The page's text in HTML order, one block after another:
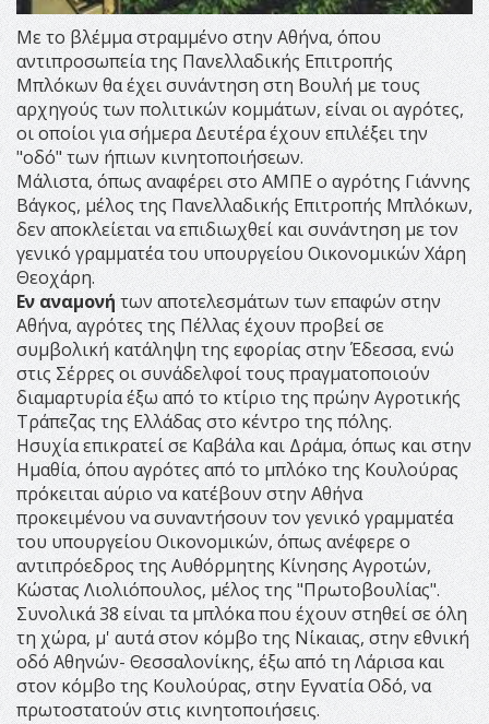
Με το βλέμμα στραμμένο στην Αθήνα, όπου
αντιπροσωπεία της Πανελλαδικής Επιτροπής
Μπλόκων θα έχει συνάντηση στη Βουλή με τους
αρχηγούς των πολιτικών κομμάτων, είναι οι αγρότες,
οι οποίοι για σήμερα Δευτέρα έχουν επιλέξει την
"οδό" των ήπιων κινητοποιήσεων.
Μάλιστα, όπως αναφέρει στο ΑΜΠΕ ο αγρότης Γιάννης
Βάγκος, μέλος της Πανελλαδικής Επιτροπής Μπλόκων,
δεν αποκλείεται να επιδιωχθεί και συνάντηση με τον
γενικό γραμματέα του υπουργείου Οικονομικών Χάρη
Θεοχάρη.
Εν αναμονή των αποτελεσμάτων των επαφών στην
Αθήνα, αγρότες της Πέλλας έχουν προβεί σε
συμβολική κατάληψη της εφορίας στην Έδεσσα, ενώ
στις Σέρρες οι συνάδελφοί τους πραγματοποιούν
διαμαρτυρία έξω από το κτίριο της πρώην Αγροτικής
Τράπεζας της Ελλάδας στο κέντρο της πόλης.
Ησυχία επικρατεί σε Καβάλα και Δράμα, όπως και στην
Ημαθία, όπου αγρότες από το μπλόκο της Κουλούρας
πρόκειται αύριο να κατέβουν στην Αθήνα
προκειμένου να συναντήσουν τον γενικό γραμματέα
του υπουργείου Οικονομικών, όπως ανέφερε ο
αντιπρόεδρος της Αυθόρμητης Κίνησης Αγροτών,
Κώστας Λιολιόπουλος, μέλος της "Πρωτοβουλίας".
Συνολικά 38 είναι τα μπλόκα που έχουν στηθεί σε όλη
τη χώρα, μ' αυτά στον κόμβο της Νίκαιας, στην εθνική
οδό Αθηνών- Θεσσαλονίκης, έξω από τη Λάρισα και
στον κόμβο της Κουλούρας, στην Εγνατία Οδό, να
πρωτοστατούν στις κινητοποιήσεις.